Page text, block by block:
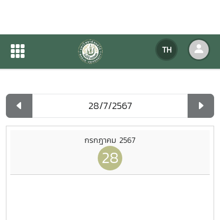
TH
ปฏิทินกิจกรรมของหน่วยงาน
ปฏิทินกิจกรรมของหน่วยงาน
กรกฎาคม 2567
28